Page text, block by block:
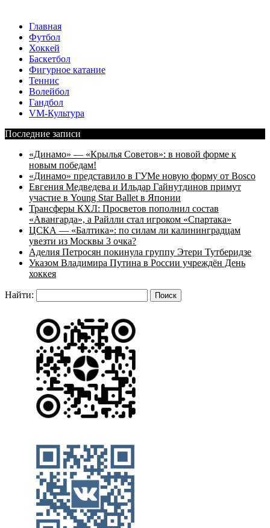
Главная
Футбол
Хоккей
Баскетбол
Фигурное катание
Теннис
Волейбол
Гандбол
VM-Культура
Последние записи
«Динамо» — «Крылья Советов»: в новой форме к
новым победам!
«Динамо» представило в ГУМе новую форму от Bosco
Евгения Медведева и Ильдар Гайнутдинов примут
участие в Young Star Ballet в Японии
Трансферы КХЛ: Просветов пополнил состав
«Авангарда», а Райлли стал игроком «Спартака»
ЦСКА — «Балтика»: по силам ли калининградцам
увезти из Москвы 3 очка?
Аделия Петросян покинула группу Этери Тутберидзе
Указом Владимира Путина в России учреждён День
хоккея
Найти: